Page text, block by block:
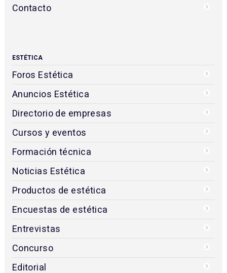
Contacto
ESTÉTICA
Foros Estética
Anuncios Estética
Directorio de empresas
Cursos y eventos
Formación técnica
Noticias Estética
Productos de estética
Encuestas de estética
Entrevistas
Concurso
Editorial